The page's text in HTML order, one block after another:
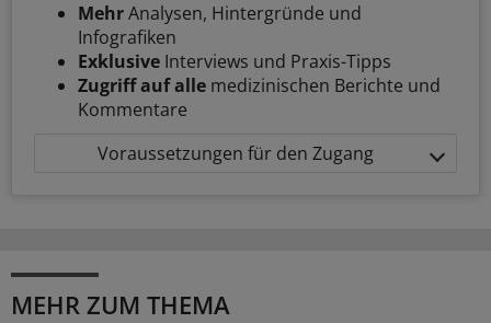
MehrAnalysen, Hintergründe und
Infografiken
Exklusive Interviews und Praxis-Tipps
Zugriff auf alle medizinischen Berichte und
Kommentare
Voraussetzungen für den Zugang
MEHR ZUM THEMA